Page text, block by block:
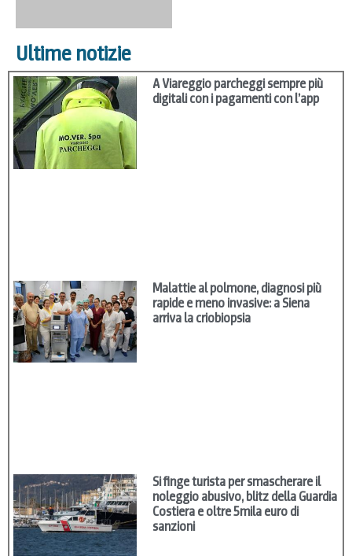
Ultime notizie
A Viareggio parcheggi sempre più
digitali con i pagamenti con l’app
Malattie al polmone, diagnosi più
rapide e meno invasive: a Siena
arriva la criobiopsia
Si finge turista per smascherare il
noleggio abusivo, blitz della Guardia
Costiera e oltre 5mila euro di
sanzioni